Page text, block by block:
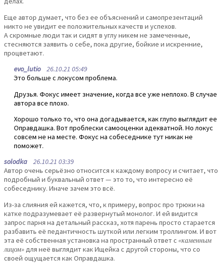
Еще автор думает, что без ее объяснений и самопрезентаций
никто не увидит ее положительных качеств и успехов.
А скромные люди так и сидят в углу никем не замеченные,
стесняются заявить о себе, пока другие, бойкие и искренние,
процветают.
evo_lutio26.10.21 05:49
Это больше с локусом проблема.
Друзья. Фокус имеет значение, когда все уже неплохо. В случае
автора все плохо.
Хорошо только то, что она догадывается, как глупо выглядит ее
Оправдашка. Вот проблески самооценки адекватной. Но локус
совсем не на месте. Фокус на собеседнике тут никак не
поможет.
solodka 26.10.21 03:39
Автор очень серьёзно относится к каждому вопросу и считает, что
подробный и буквальный ответ — это то, что интересно её
собеседнику. Иначе зачем это всё.
Из-за слияния ей кажется, что, к примеру, вопрос про трюки на
катке подразумевает её развернутый монолог. И ей видится
запрос парня на детальный рассказ, хотя парень просто старается
разбавить её педантичность шуткой или легким троллингом. И вот
эта её собственная установка на пространный ответ с «каменным
лицом»для неё выглядит как Ищейка с другой стороны, что со
своей ощущается как Оправдашка.